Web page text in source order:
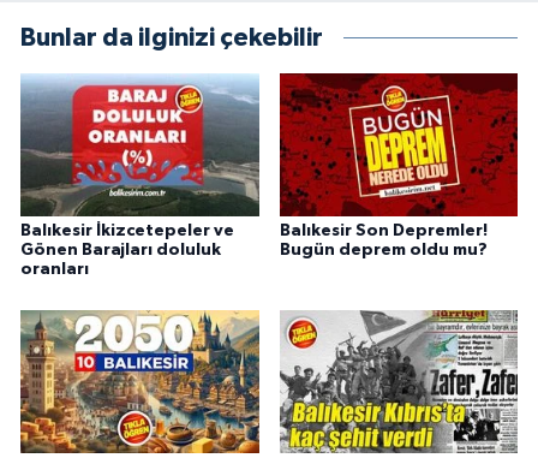
Bunlar da ilginizi çekebilir
Balıkesir İkizcetepeler ve
Gönen Barajları doluluk
oranları
Balıkesir Son Depremler!
Bugün deprem oldu mu?